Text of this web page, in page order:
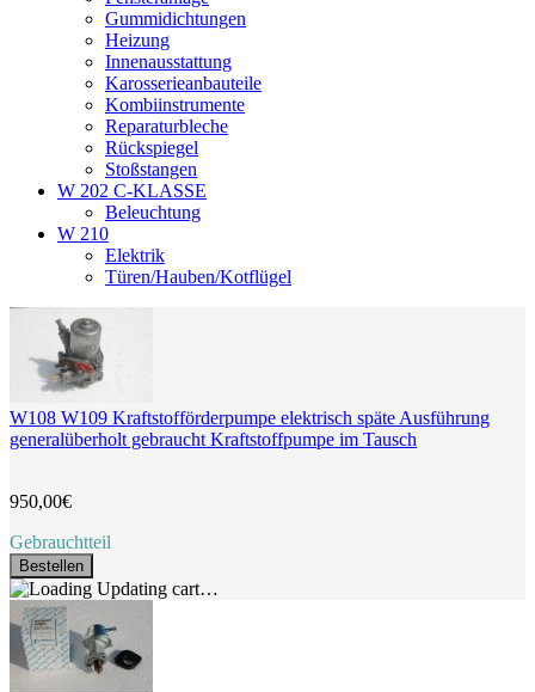
Gummidichtungen
Heizung
Innenausstattung
Karosserieanbauteile
Kombiinstrumente
Reparaturbleche
Rückspiegel
Stoßstangen
W 202 C-KLASSE
Beleuchtung
W 210
Elektrik
Türen/Hauben/Kotflügel
W108 W109 Kraftstofförderpumpe elektrisch späte Ausführung
generalüberholt gebraucht Kraftstoffpumpe im Tausch
950,00€
Gebrauchtteil
Bestellen
Updating cart…